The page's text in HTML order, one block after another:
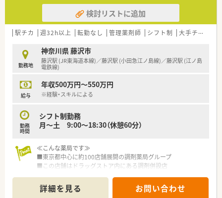
≪こんな会社です≫
・調剤併設のドラッグストア、病院門前やクリニックモール併
設、
駅前型や郊外型店舗など様々な店舗のスタイルで出店を拡げ
・薬剤師とそれ以外の職種で業務を割り振り、薬剤師の負荷を軽
減！
薬剤師はレジ業務を軽減、薬剤師業務に集中することで専門性
・正社員・パート社員・準社員・契約社員・アルバイトなど、
ライフスタイルに応じた就業形態あり！
≪研修等≫
・模擬調剤室などを準備した専用の研修センターを設置
・調剤コースとOTCコース、目指したい薬剤師像に応じて選べま
・調剤スキルやOTCカウンセリングスキルのみならず、
コミュニケーションスキルやマネジメントスキルまで学べる
内容です
≪子育て世代を応援！≫
・女性のワーク・ライフ・バランスを推進する優良企業として、
検討リストに追加
駅チカ 週32h以上 転勤なし 管理薬剤師 シフト制 大手チェーン以外
勤務地
神奈川県 藤沢市
藤沢駅 (JR東海道本線)／藤沢駅 (小田急江ノ島線)／藤沢駅 (江ノ島
電鉄線)
給与
年収500万円～550万円
※経験・スキルによる
勤務
時間
シフト制勤務
月～土 9:00～18:30（休憩60分）
≪こんな薬局です≫
■東京都中心に約100店舗展開の調剤薬局グループ
■この店舗はドラッグストア内にある調剤併設店
■人気の藤沢駅チカエリア！
■内科系メインに面で応需しています
詳細を見る お問い合わせ